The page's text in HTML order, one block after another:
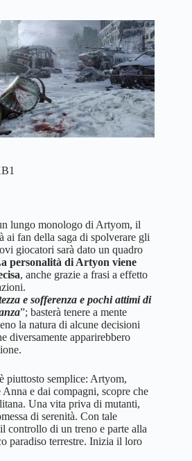
lungo monologo di Artyom, il
ai fan della saga di spolverare gli
giocatori sarà dato un quadro
personalità di Artyon viene
, anche grazie a frasi a effetto
e sofferenza e pochi attimi di
”; basterà tenere a mente
la natura di alcune decisioni
diversamente apparirebbero
piuttosto semplice: Artyom,
e dai compagni, scopre che
Una vita priva di mutanti,
di serenità. Con tale
controllo di un treno e parte alla
paradiso terrestre. Inizia il loro